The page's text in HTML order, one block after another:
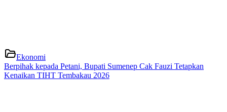
Ekonomi
Berpihak kepada Petani, Bupati Sumenep Cak Fauzi Tetapkan
Kenaikan TIHT Tembakau 2026